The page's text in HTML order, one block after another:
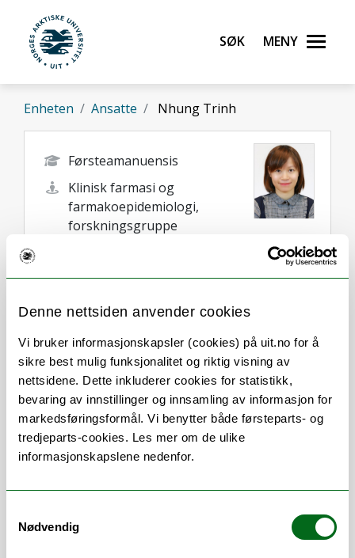
Denne nettsiden anvender cookies
Vi bruker informasjonskapsler (cookies) på uit.no for å
sikre best mulig funksjonalitet og riktig visning av
nettsidene. Dette inkluderer cookies for statistikk,
bevaring av innstillinger og innsamling av informasjon for
markedsføringsformål. Vi benytter både førsteparts- og
tredjeparts-cookies. Les mer om de ulike
informasjonskapslene nedenfor.
Nødvendig
Gå til hovedinnhold
UiT Norges arktiske universitet
Søk Meny
Enheten Ansatte Nhung Trinh
Førsteamanuensis
Klinisk farmasi og
farmakoepidemiologi,
forskningsgruppe
Tromsø
Om
Forskning og undervisning
CV
Publikasjoner